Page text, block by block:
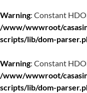
Warning: Constant
/www/wwwroot/
scripts/lib/dom-
Warning: Constant
/www/wwwroot/
scripts/lib/dom-